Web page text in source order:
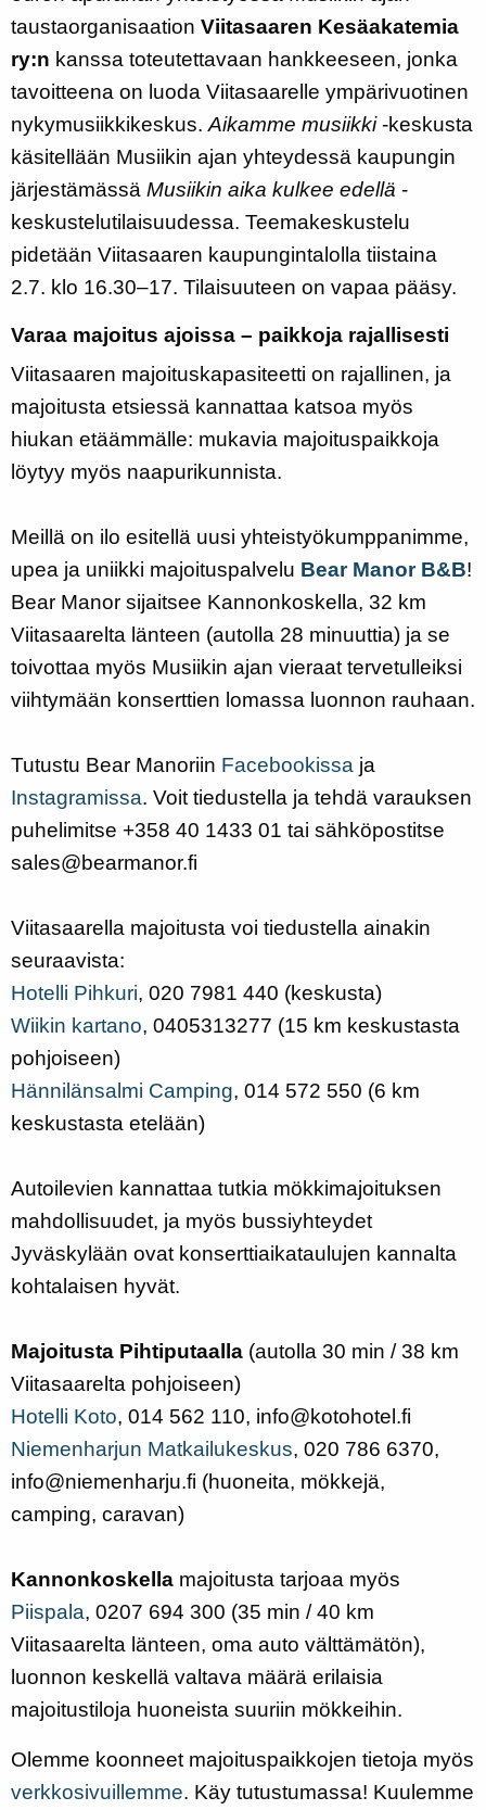
taustaorganisaation Viitasaaren Kesäakatemia
ry:n kanssa toteutettavaan hankkeeseen, jonka
tavoitteena on luoda Viitasaarelle ympärivuotinen
nykymusiikkikeskus. Aikamme musiikki-keskusta
käsitellään Musiikin ajan yhteydessä kaupungin
järjestämässä Musiikin aika kulkee edellä -
keskustelutilaisuudessa. Teemakeskustelu
pidetään Viitasaaren kaupungintalolla tiistaina
2.7. klo 16.30–17. Tilaisuuteen on vapaa pääsy.
Varaa majoitus ajoissa – paikkoja rajallisesti
Viitasaaren majoituskapasiteetti on rajallinen, ja
majoitusta etsiessä kannattaa katsoa myös
hiukan etäämmälle: mukavia majoituspaikkoja
löytyy myös naapurikunnista.
Meillä on ilo esitellä uusi yhteistyökumppanimme,
upea ja uniikki majoituspalvelu Bear Manor B&B!
Bear Manor sijaitsee Kannonkoskella, 32 km
Viitasaarelta länteen (autolla 28 minuuttia) ja se
toivottaa myös Musiikin ajan vieraat tervetulleiksi
viihtymään konserttien lomassa luonnon rauhaan.
Tutustu Bear Manoriin Facebookissa ja
Instagramissa. Voit tiedustella ja tehdä varauksen
puhelimitse +358 40 1433 01 tai sähköpostitse
sales@bearmanor.fi
Viitasaarella majoitusta voi tiedustella ainakin
seuraavista:
Hotelli Pihkuri, 020 7981 440 (keskusta)
Wiikin kartano, 0405313277 (15 km keskustasta
pohjoiseen)
Hännilänsalmi Camping, 014 572 550 (6 km
keskustasta etelään)
Autoilevien kannattaa tutkia mökkimajoituksen
mahdollisuudet, ja myös bussiyhteydet
Jyväskylään ovat konserttiaikataulujen kannalta
kohtalaisen hyvät.
Majoitusta Pihtiputaalla (autolla 30 min / 38 km
Viitasaarelta pohjoiseen)
Hotelli Koto, 014 562 110, info@kotohotel.fi
Niemenharjun Matkailukeskus, 020 786 6370,
info@niemenharju.fi (huoneita, mökkejä,
camping, caravan)
Kannonkoskella majoitusta tarjoaa myös
Piispala, 0207 694 300 (35 min / 40 km
Viitasaarelta länteen, oma auto välttämätön),
luonnon keskellä valtava määrä erilaisia
majoitustiloja huoneista suuriin mökkeihin.
Olemme koonneet majoituspaikkojen tietoja myös
verkkosivuillemme. Käy tutustumassa! Kuulemme